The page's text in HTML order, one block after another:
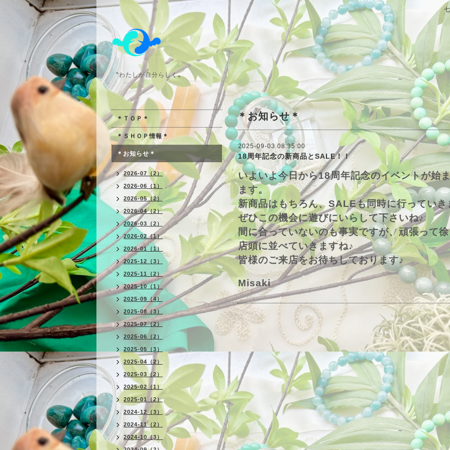
〝わたしが自分らしく〟
＊お知らせ＊
2025-09-03 08:35:00
18周年記念の新商品とSALE！！
いよいよ今日から18周年記念のイベントが始
ます。
新商品はもちろん、SALEも同時に行っていき
ぜひこの機会に遊びにいらして下さいね♪
間に合っていないのも事実ですが、頑張って
店頭に並べていきますね♪
皆様のご来店をお待ちしております♪
Misaki
＊ＴＯＰ＊
＊ＳＨＯＰ情報＊
＊お知らせ＊
2026-07（2）
2026-06（1）
2026-05（2）
2026-04（2）
2026-03（2）
2026-02（1）
2026-01（1）
2025-12（3）
2025-11（2）
2025-10（1）
2025-09（4）
2025-08（3）
2025-07（2）
2025-06（2）
2025-05（3）
2025-04（2）
2025-03（2）
2025-02（1）
2025-01（2）
2024-12（3）
2024-11（2）
2024-10（3）